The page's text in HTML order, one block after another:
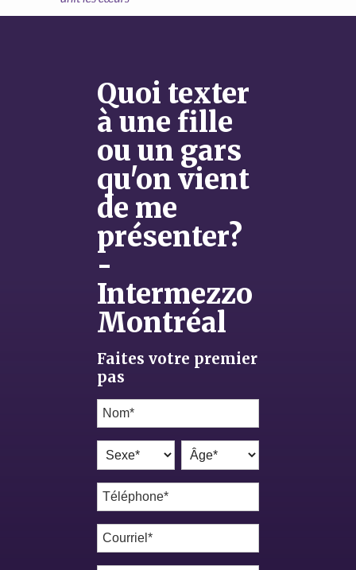
Quoi texter
à une fille
ou un gars
qu'on vient
de me
présenter?
-
Intermezzo
Montréal
Faites votre premier
pas